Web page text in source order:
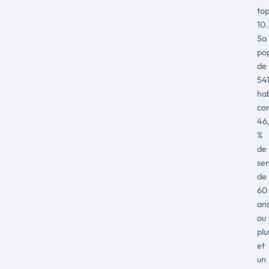
top
10.
Sa
de
541
%
de
de
60
ou
et
un